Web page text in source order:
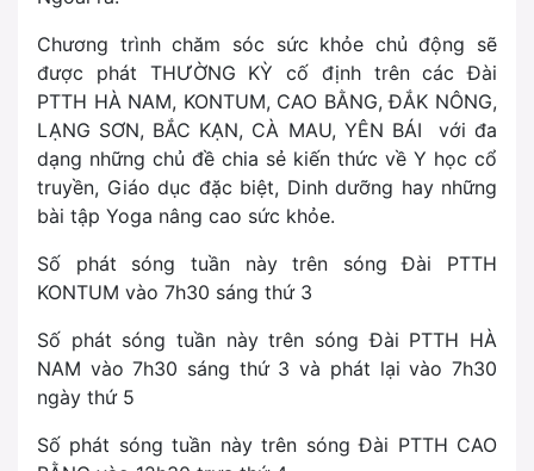
Chương trình chăm sóc sức khỏe chủ động sẽ
được phát THƯỜNG KỲ cố định trên các Đài
PTTH HÀ NAM, KONTUM, CAO BẰNG, ĐẮK NÔNG,
LẠNG SƠN, BẮC KẠN, CÀ MAU, YÊN BÁI với đa
dạng những chủ đề chia sẻ kiến thức về Y học cổ
truyền, Giáo dục đặc biệt, Dinh dưỡng hay những
bài tập Yoga nâng cao sức khỏe.
Số phát sóng tuần này trên sóng Đài PTTH
KONTUM vào 7h30 sáng thứ 3
Số phát sóng tuần này trên sóng Đài PTTH HÀ
NAM vào 7h30 sáng thứ 3 và phát lại vào 7h30
ngày thứ 5
Số phát sóng tuần này trên sóng Đài PTTH CAO